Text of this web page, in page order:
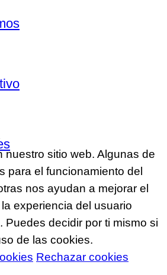
nuestro sitio web. Algunas de
para el funcionamiento del
nos ayudan a mejorar el
experiencia del usuario
Puedes decidir por ti mismo si
de las cookies.
Rechazar cookies